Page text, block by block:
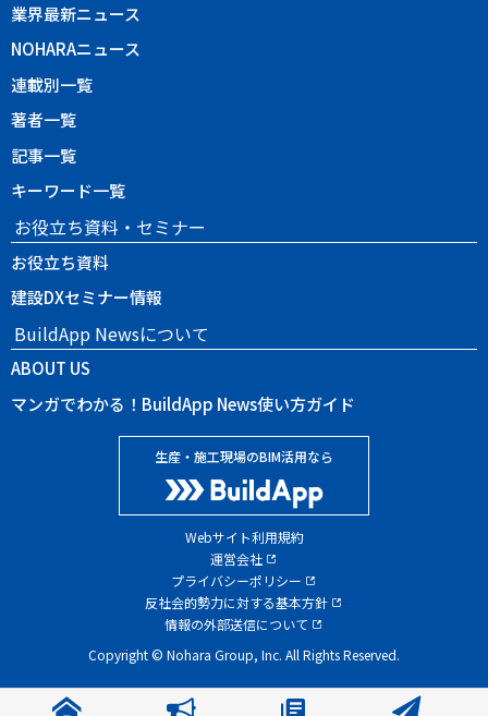
業界最新ニュース
NOHARAニュース
連載別一覧
著者一覧
記事一覧
キーワード一覧
お役立ち資料・セミナー
お役立ち資料
建設DXセミナー情報
BuildApp Newsについて
ABOUT US
マンガでわかる！BuildApp News使い方ガイド
生産・施工現場のBIM活用なら
Webサイト利用規約
運営会社
プライバシーポリシー
反社会的勢力に対する基本方針
情報の外部送信について
Copyright © Nohara Group, Inc. All Rights Reserved.